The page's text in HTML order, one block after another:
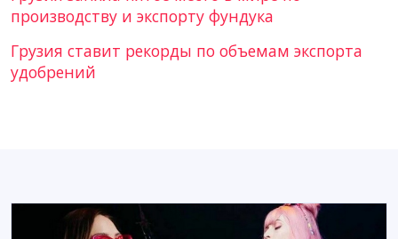
производству и экспорту фундука
Грузия ставит рекорды по объемам экспорта
удобрений